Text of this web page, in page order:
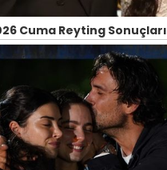
Cuma Reyting Sonuçları